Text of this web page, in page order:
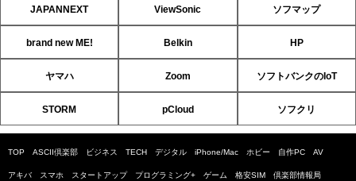
JAPANNEXT ViewSonic ソフマップ
brand new ME! Belkin HP
ヤマハ Zoom ソフトバンクのIoT
STORM pCloud ソフクリ
TOP ASCII倶楽部 ビジネス TECH デジタル iPhone/Mac ホビー 自作PC AV
アキバ スマホ スタートアップ プログラミング+ ゲーム 格安SIM 倶楽部情報局